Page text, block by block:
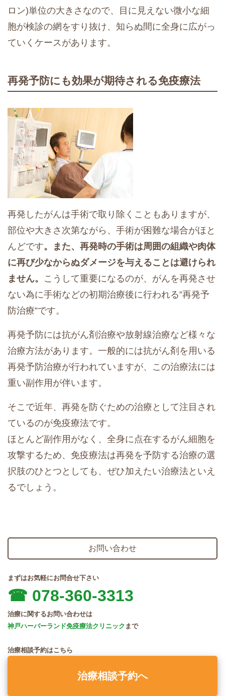
ロン)単位の大きさなので、目に見えない微小な細
胞が検診の網をすり抜け、知らぬ間に全身に広がっ
ていくケースがあります。
再発予防にも効果が期待される免疫療法
再発したがんは手術で取り除くこともありますが、
部位や大きさ次第ながら、手術が困難な場合がほと
んどです。また、再発時の手術は周囲の組織や肉体
に再び少なからぬダメージを与えることは避けられ
ません。 こうして重要になるのが、がんを再発させ
ない為に手術などの初期治療後に行われる”再発予
防治療”です。
再発予防には抗がん剤治療や放射線治療など様々な
治療方法があります。一般的には抗がん剤を用いる
再発予防治療が行われていますが、この治療法には
重い副作用が伴います。
そこで近年、再発を防ぐための治療として注目され
ているのが免疫療法です。
ほとんど副作用がなく、全身に点在するがん細胞を
攻撃するため、免疫療法は再発を予防する治療の選
択肢のひとつとしても、ぜひ加えたい治療法といえ
るでしょう。
お問い合わせ
まずはお気軽にお問合せ下さい
☎︎ 078-360-3313
治療に関するお問い合わせは
神戸ハーバーランド免疫療法クリニック まで
治療相談予約はこちら
治療相談予約へ